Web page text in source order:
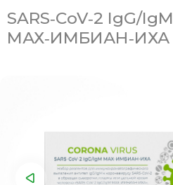
SARS‑CoV‑2 IgG/IgM
МАХ‑ИМБИАН‑ИХА